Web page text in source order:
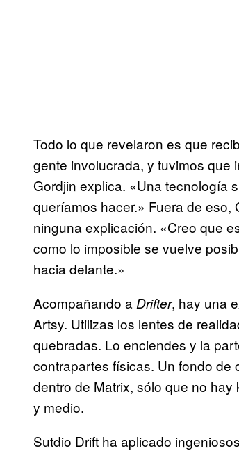
Todo lo que revelaron es que
gente involucrada, y tuvimos que
Gordjin explica. «Una tecnología
queríamos hacer.» Fuera de
ninguna explicación. «Creo que
como lo imposible se vuelve
hacia delante.»
Acompañando a Drifter, hay una
Artsy. Utilizas los lentes de
quebradas. Lo enciendes y la
contrapartes físicas. Un fondo de
dentro de Matrix, sólo que no
y medio.
Sutdio Drift ha aplicado